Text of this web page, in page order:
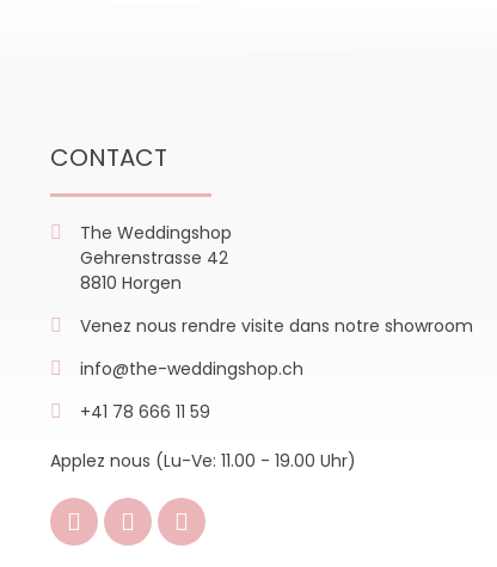
CONTACT
The Weddingshop
Gehrenstrasse 42
8810 Horgen
Venez nous rendre visite dans notre showroom
info@the-weddingshop.ch
+41 78 666 11 59
Applez nous (Lu-Ve: 11.00 - 19.00 Uhr)